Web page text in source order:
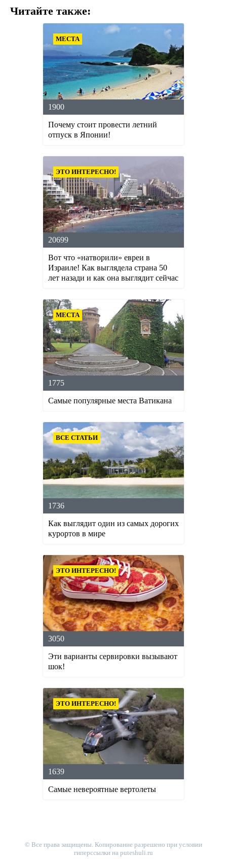
Читайте также:
МЕСТА
1900
Почему стоит провести летний
отпуск в Японии!
ЭТО ИНТЕРЕСНО!
20699
Вот что «натворили» евреи в
Израиле! Как выглядела страна 50
лет назади и как она выглядит сейчас
МЕСТА
1775
Самые популярные места Ватикана
ВСЕ СТАТЬИ
1736
Как выглядит один из самых дорогих
курортов в мире
ЭТО ИНТЕРЕСНО!
3050
Эти варианты сервировки вызывают
шок!
ЭТО ИНТЕРЕСНО!
1639
Самые невероятные вертолеты
© Все права защищены. Копирование разрешено при условии
гиперссылки на puteshuli.ru